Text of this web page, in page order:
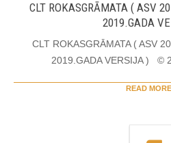
CLT ROKASGRĀMATA ( ASV
2019.GADA
CLT ROKASGRĀMATA ( ASV
2019.GADA VERSIJA ) ©
READ